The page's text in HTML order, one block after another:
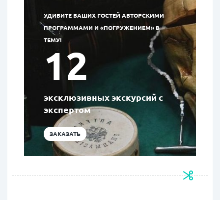
УДИВИТЕ ВАШИХ ГОСТЕЙ АВТОРСКИМИ
ПРОГРАММАМИ И «ПОГРУЖЕНИЕМ» В
ТЕМУ!
12
эксклюзивных экскурсий с
экспертом
ЗАКАЗАТЬ